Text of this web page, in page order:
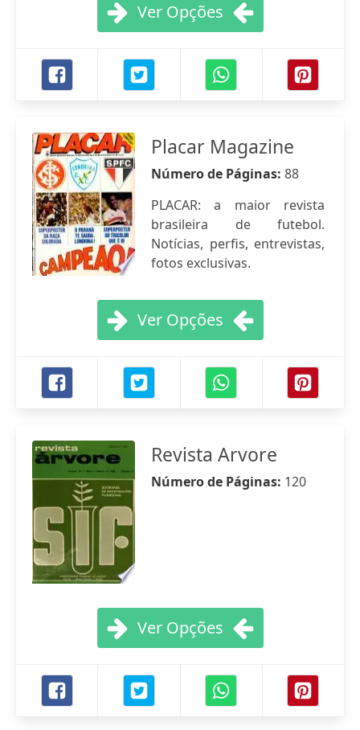
Ver Opções
Placar Magazine
Número de Páginas: 88
PLACAR: a maior revista
brasileira de futebol.
Notícias, perfis, entrevistas,
fotos exclusivas.
Ver Opções
Revista Arvore
Número de Páginas: 120
Ver Opções